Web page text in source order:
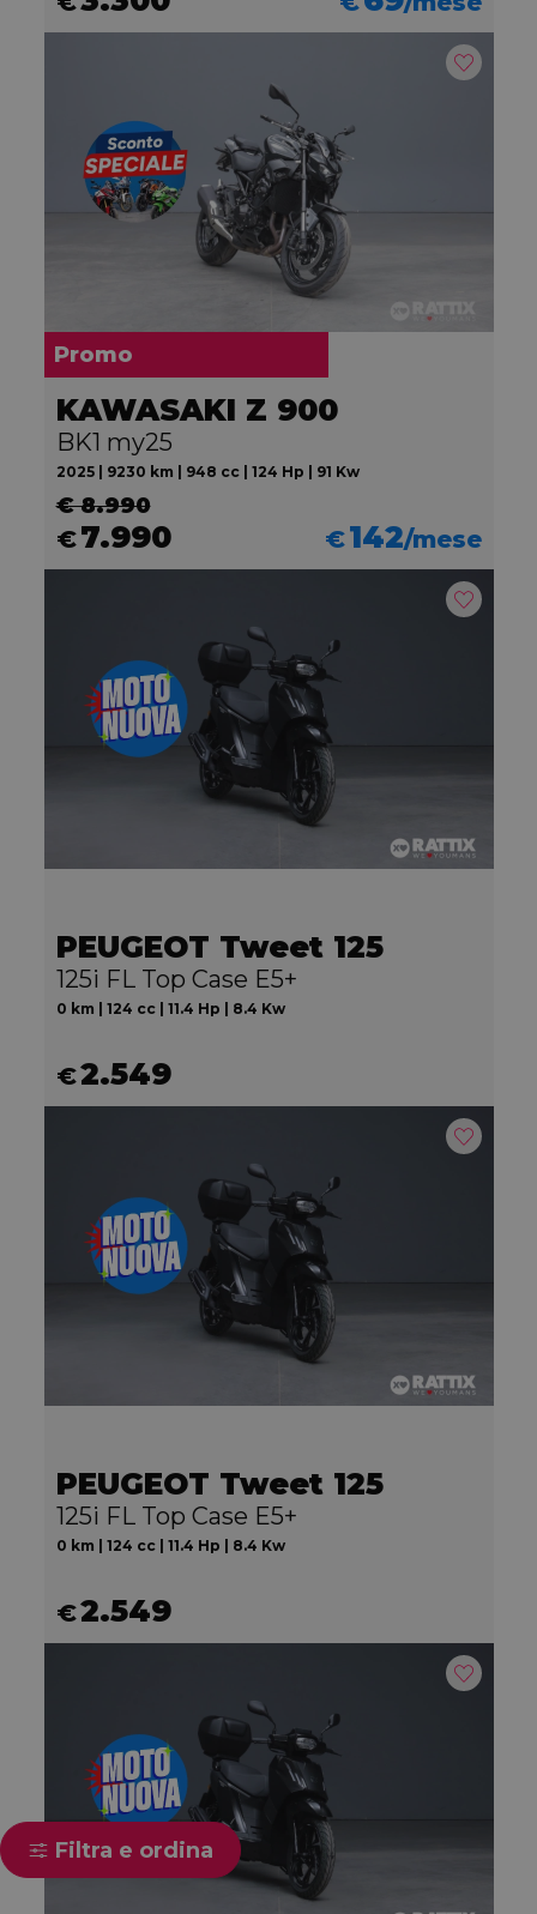
Promo
KAWASAKI Z 900
BK1 my25
2025 | 9230 km | 948 cc | 124 Hp | 91 Kw
€ 8.990
€7.990 €142/mese
PEUGEOT Tweet 125
125i FL Top Case E5+
0 km | 124 cc | 11.4 Hp | 8.4 Kw
€2.549
PEUGEOT Tweet 125
125i FL Top Case E5+
0 km | 124 cc | 11.4 Hp | 8.4 Kw
€2.549
Filtra e ordina